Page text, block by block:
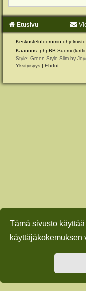
Tämä sivusto
käyttäjäkokemuksen
Etusivu
Keskustelufoorumin ohjelmisto
Käännös: phpBB Suomi
Style: Green-Style-Slim by
Yksityisyys | Ehdot